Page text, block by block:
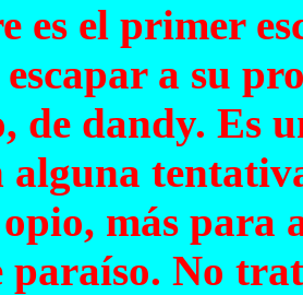
es el primer
a su
de dandy. Es
alguna
más para
paraíso. No